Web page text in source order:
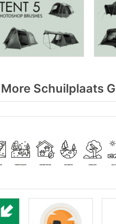
Schuilplaats